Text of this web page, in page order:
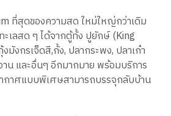
ที่สุดของความสด ใหม่ใหญ่กว่าเดิม
ะเลสด ๆ ได้จากตู้ทั้ง ปูยักษ์ (King
มังกรเจ็ดสี,กั้ง, ปลากระพง, ปลาเก๋า
น และอื่นๆ อีกมากมาย พร้อมบริการ
กาศแบบพิเศษสามารถบรรจุกลับบ้าน